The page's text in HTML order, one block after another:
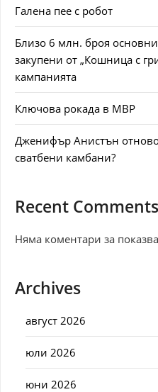
Галена пее с робот
Близо 6 млн. броя
закупени от „Кошница с
кампанията
Ключова рокада в МВР
Дженифър Анистън
сватбени камбани?
Recent Comments
Няма коментари за
Archives
август 2026
юли 2026
юни 2026